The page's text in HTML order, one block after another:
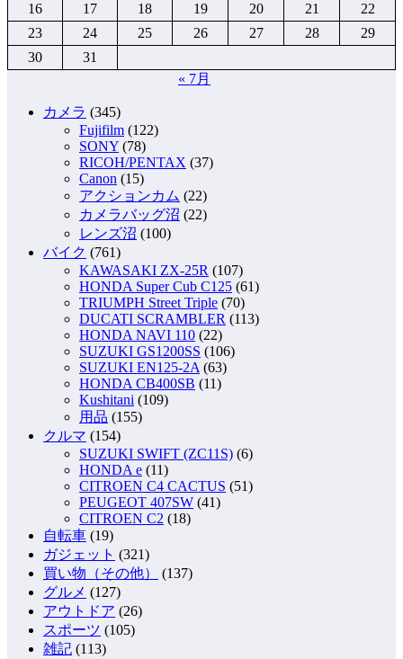
16
17 18 19 20 21
22
23
24 25 26 27 28
29
30
31
« 7月
カメラ (345)
Fujifilm (122)
SONY (78)
RICOH/PENTAX (37)
Canon (15)
アクションカム (22)
カメラバッグ沼 (22)
レンズ沼 (100)
バイク (761)
KAWASAKI ZX-25R (107)
HONDA Super Cub C125 (61)
TRIUMPH Street Triple (70)
DUCATI SCRAMBLER (113)
HONDA NAVI 110 (22)
SUZUKI GS1200SS (106)
SUZUKI EN125-2A (63)
HONDA CB400SB (11)
Kushitani (109)
用品 (155)
クルマ (154)
SUZUKI SWIFT (ZC11S) (6)
HONDA e (11)
CITROEN C4 CACTUS (51)
PEUGEOT 407SW (41)
CITROEN C2 (18)
自転車 (19)
ガジェット (321)
買い物（その他）
(137)
グルメ (127)
アウトドア (26)
スポーツ (105)
雑記 (113)